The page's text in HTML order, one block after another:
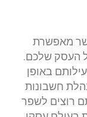
מאפשרת
העסק שלכם.
באופן
חשבונות
רוצים לשפר